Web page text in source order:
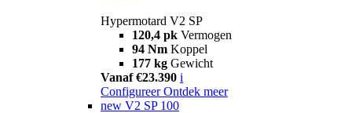
Hypermotard V2 SP
120,4 pk Vermogen
94 Nm Koppel
177 kg Gewicht
Vanaf €23.390 i
Configureer Ontdek meer
new V2 SP 100